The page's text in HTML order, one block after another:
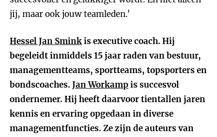
jij, maar ook jouw teamleden.’
Hessel Jan Sminkis executive coach. Hij
begeleidt inmiddels 15 jaar raden van bestuur,
managementteams, sportteams, topsporters en
bondscoaches. Jan Workampis succesvol
ondernemer. Hij heeft daarvoor tientallen jaren
kennis en ervaring opgedaan in diverse
managementfuncties. Ze zijn de auteurs van